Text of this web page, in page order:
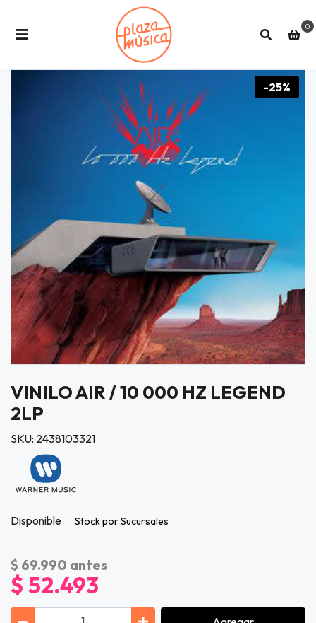
0
-25%
VINILO AIR / 10 000 HZ LEGEND
2LP
SKU: 2438103321
Disponible Stock por Sucursales
$ 69.990 antes
$ 52.493